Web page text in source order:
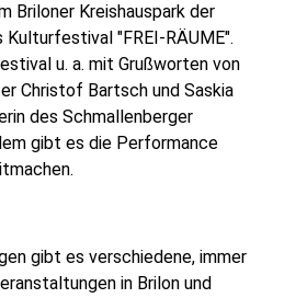
Briloner Kreishauspark der
"FREI-RÄUME".
u. a. mit Grußworten von
Christof Bartsch und Saskia
des Schmallenberger
gibt es die Performance
gibt es verschiedene, immer
in Brilon und